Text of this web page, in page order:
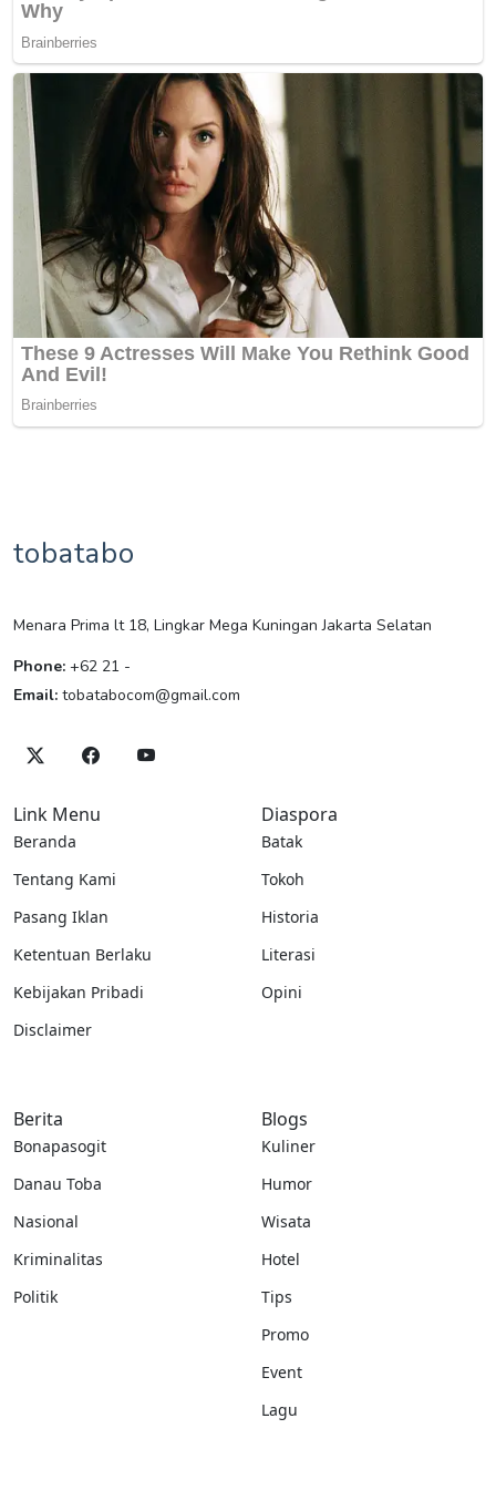
tobatabo
Menara Prima lt 18, Lingkar Mega Kuningan Jakarta Selatan
Phone: +62 21 -
Email: tobatabocom@gmail.com
Link Menu
Beranda
Tentang Kami
Pasang Iklan
Ketentuan Berlaku
Kebijakan Pribadi
Disclaimer
Diaspora
Batak
Tokoh
Historia
Literasi
Opini
Berita
Bonapasogit
Danau Toba
Nasional
Kriminalitas
Politik
Blogs
Kuliner
Humor
Wisata
Hotel
Tips
Promo
Event
Lagu